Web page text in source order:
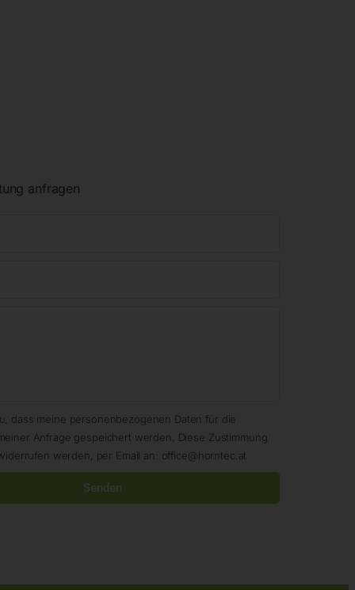
anfragen
dass meine personenbezogenen Daten für die
Anfrage gespeichert werden. Diese Zustimmung
werden, per Email an: office@horntec.at
Senden